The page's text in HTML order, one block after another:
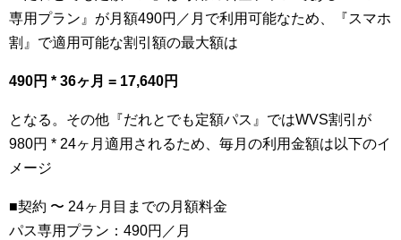
専用プラン』が月額490円／月で利用可能なため、『スマホ
割』で適用可能な割引額の最大額は
490円 * 36ヶ月 = 17,640円
となる。その他『だれとでも定額パス』ではWVS割引が
980円 * 24ヶ月適用されるため、毎月の利用金額は以下のイ
メージ
■契約 〜 24ヶ月目までの月額料金
パス専用プラン：490円／月